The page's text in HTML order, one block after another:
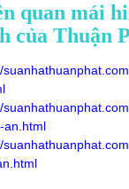
quan mái
của Thuận
an.html